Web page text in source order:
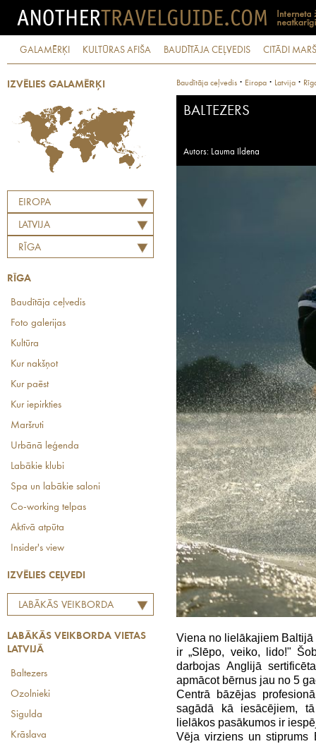
GALAMĒRĶI KULTŪRAS AFIŠA BAUDĪTĀJA CEĻVEDIS CITĀDI
IZVĒLIES GALAMĒRĶI
EIROPA
LATVIJA
RĪGA
RĪGA
Baudītāja ceļvedis
Foto galerijas
Kultūra
Kur nakšņot
Kur paēst
Kur iepirkties
Maršruti
Urbānā leģenda
Labākie klubi
Spa un labākie saloni
Co-working telpas
Aktīvā atpūta
Insider's view
IZVĒLIES CEĻVEDI
LABĀKĀS VEIKBORDA
LABĀKĀS VEIKBORDA VIETAS
LATVIJĀ
Baltezers
Ozolnieki
Sigulda
Krāslava
Baudītāja ceļvedis · Eiropa · Latvija ·
BALTEZERS
Autors: Lauma Ildena
Viena no lielākajiem
ir „Slēpo, veiko, lido!"
darbojas Anglijā
apmācot bērnus jau no 5
Centrā bāzējas
sagādā kā iesācējiem,
lielākos pasākumos ir
Vēja virziens un stiprums